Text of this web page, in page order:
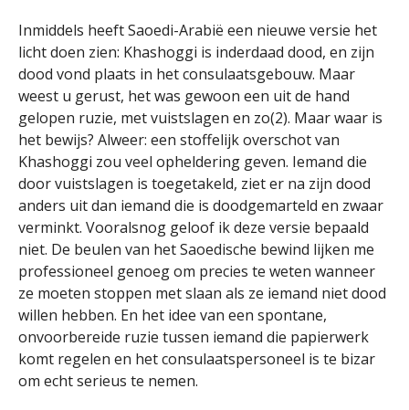
Inmiddels heeft Saoedi-Arabië een nieuwe versie het
licht doen zien: Khashoggi is inderdaad dood, en zijn
dood vond plaats in het consulaatsgebouw. Maar
weest u gerust, het was gewoon een uit de hand
gelopen ruzie, met vuistslagen en zo(2). Maar waar is
het bewijs? Alweer: een stoffelijk overschot van
Khashoggi zou veel opheldering geven. Iemand die
door vuistslagen is toegetakeld, ziet er na zijn dood
anders uit dan iemand die is doodgemarteld en zwaar
verminkt. Vooralsnog geloof ik deze versie bepaald
niet. De beulen van het Saoedische bewind lijken me
professioneel genoeg om precies te weten wanneer
ze moeten stoppen met slaan als ze iemand niet dood
willen hebben. En het idee van een spontane,
onvoorbereide ruzie tussen iemand die papierwerk
komt regelen en het consulaatspersoneel is te bizar
om echt serieus te nemen.